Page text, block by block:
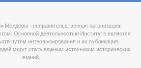
Молдовы - неправительственная организация,
Основной деятельностью Института является
путем интервьюирования и их публикация.
могут стать важным источником исторических
знаний.